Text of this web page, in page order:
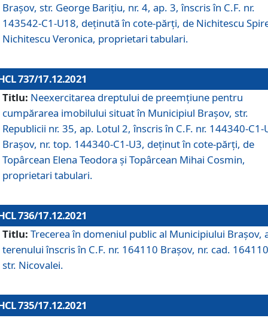
Braşov, str. George Barițiu, nr. 4, ap. 3, înscris în C.F. nr.
143542-C1-U18, deținută în cote-părți, de Nichitescu
Nichitescu Veronica, proprietari tabulari.
737/17.12.2021
Titlu: Neexercitarea dreptului de preemţiune pentru
cumpărarea imobilului situat în Municipiul Braşov, str.
Republicii nr. 35, ap. Lotul 2, înscris în C.F. nr. 144340-C1-
Brașov, nr. top. 144340-C1-U3, deținut în cote-părți, de
Topârcean Elena Teodora și Topârcean Mihai Cosmin,
proprietari tabulari.
736/17.12.2021
Titlu: Trecerea în domeniul public al Municipiului Braşov,
terenului înscris în C.F. nr. 164110 Brașov, nr. cad.
str. Nicovalei.
735/17.12.2021